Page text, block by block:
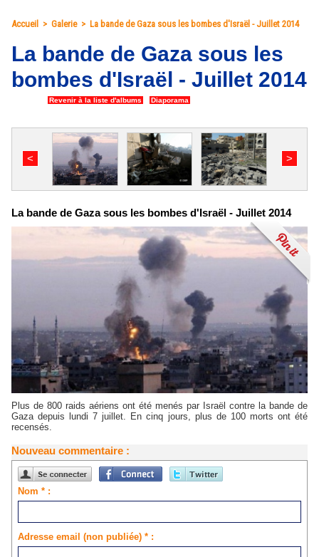
Accueil > Galerie > La bande de Gaza sous les bombes d'Israël - Juillet 2014
La bande de Gaza sous les
bombes d'Israël - Juillet 2014
Revenir à la liste d'albums Diaporama
< >
La bande de Gaza sous les bombes d'Israël - Juillet 2014
Plus de 800 raids aériens ont été menés par Israël contre la bande de
Gaza depuis lundi 7 juillet. En cinq jours, plus de 100 morts ont été
recensés.
Nouveau commentaire :
Nom * :
Adresse email (non publiée) * :